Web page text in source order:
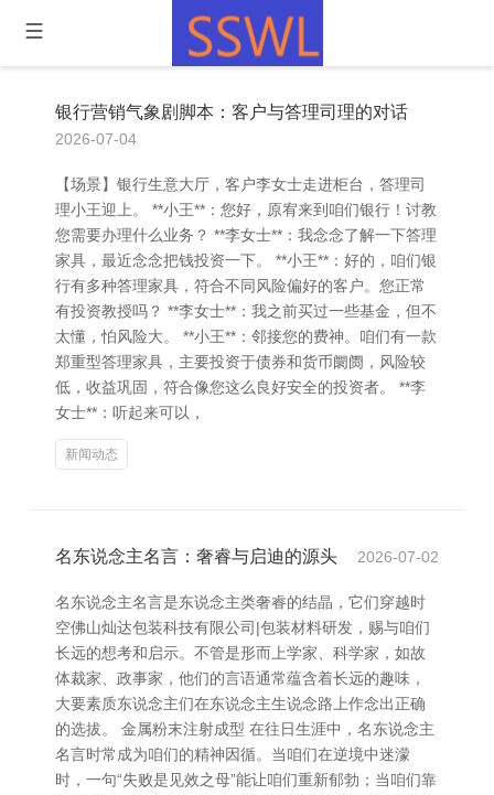
银行营销气象剧脚本：客户与答理司理的对话
2026-07-04
【场景】银行生意大厅，客户李女士走进柜台，答理司
理小王迎上。 **小王**：您好，原宥来到咱们银行！讨教
您需要办理什么业务？ **李女士**：我念念了解一下答理
家具，最近念念把钱投资一下。 **小王**：好的，咱们银
行有多种答理家具，符合不同风险偏好的客户。您正常
有投资教授吗？ **李女士**：我之前买过一些基金，但不
太懂，怕风险大。 **小王**：邻接您的费神。咱们有一款
郑重型答理家具，主要投资于债券和货币阛阓，风险较
低，收益巩固，符合像您这么良好安全的投资者。 **李
女士**：听起来可以，
新闻动态
名东说念主名言：奢睿与启迪的源头 2026-07-02
名东说念主名言是东说念主类奢睿的结晶，它们穿越时
空佛山灿达包装科技有限公司|包装材料研发，赐与咱们
长远的想考和启示。不管是形而上学家、科学家，如故
体裁家、政事家，他们的言语通常蕴含着长远的趣味，
大要素质东说念主们在东说念主生说念路上作念出正确
的选拔。 金属粉末注射成型 在往日生涯中，名东说念主
名言时常成为咱们的精神因循。当咱们在逆境中迷濛
时，一句“失败是见效之母”能让咱们重新郁勃；当咱们靠